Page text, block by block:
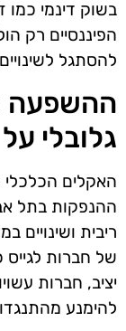
בשוק דינמי
הפיננסיים רק
להסתגל
ההשפעה
גלובלי
האקלים הכלכלי
ההנפקות בתל
ריבית ושינויים
של חברות
יציב, חברות
להימנע